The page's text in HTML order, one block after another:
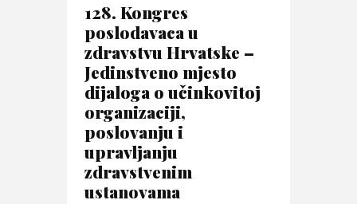
128. Kongres
poslodavaca u
zdravstvu Hrvatske –
Jedinstveno mjesto
dijaloga o učinkovitoj
organizaciji,
poslovanju i
upravljanju
zdravstvenim
ustanovama